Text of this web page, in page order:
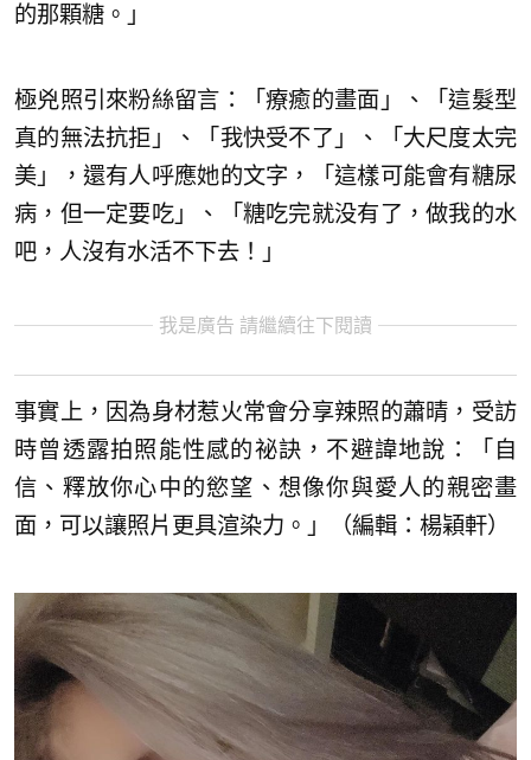
的那顆糖。」
極兇照引來粉絲留言：「療癒的畫面」、「這髮型
真的無法抗拒」、「我快受不了」、「大尺度太完
美」，還有人呼應她的文字，「這樣可能會有糖尿
病，但一定要吃」、「糖吃完就没有了，做我的水
吧，人沒有水活不下去！」
我是廣告 請繼續往下閱讀
事實上，因為身材惹火常會分享辣照的蕭晴，受訪
時曾透露拍照能性感的祕訣，不避諱地說：「自
信、釋放你心中的慾望、想像你與愛人的親密畫
面，可以讓照片更具渲染力。」（編輯：楊穎軒）